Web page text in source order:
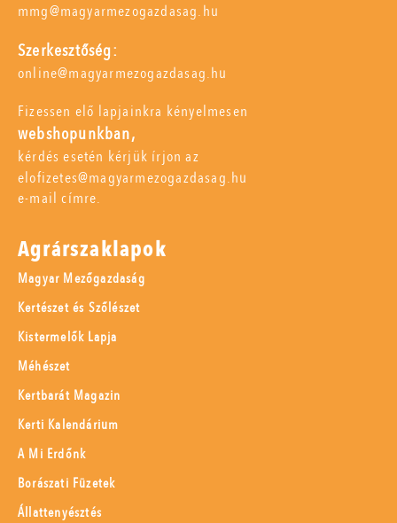
mmg@magyarmezogazdasag.hu
Szerkesztőség:
online@magyarmezogazdasag.hu
Fizessen elő lapjainkra kényelmesen
webshopunkban,
kérdés esetén kérjük írjon az
elofizetes@magyarmezogazdasag.hu
e-mail címre.
Agrárszaklapok
Magyar Mezőgazdaság
Kertészet és Szőlészet
Kistermelők Lapja
Méhészet
Kertbarát Magazin
Kerti Kalendárium
A Mi Erdőnk
Borászati Füzetek
Állattenyésztés